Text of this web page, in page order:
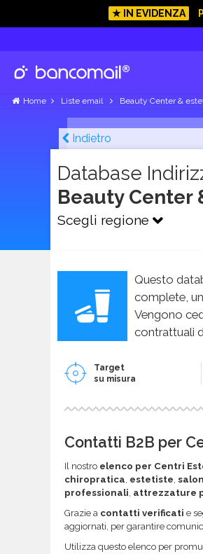
★ IN EVIDENZA
Home Liste email Beauty Center &
Indietro
Database
Beauty Center
Scegli regione
Questo
complete,
Vengono
contrattuali
Target
su misura
Contatti B2B per
Il nostro elenco per Centri
chiropratica estetiste
professionali attrezzature
Grazie a contatti verificati e
aggiornati, per garantire
Utilizza questo elenco per